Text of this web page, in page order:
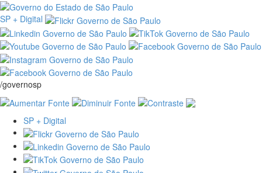
SP + Digital
/governosp
SP + Digital